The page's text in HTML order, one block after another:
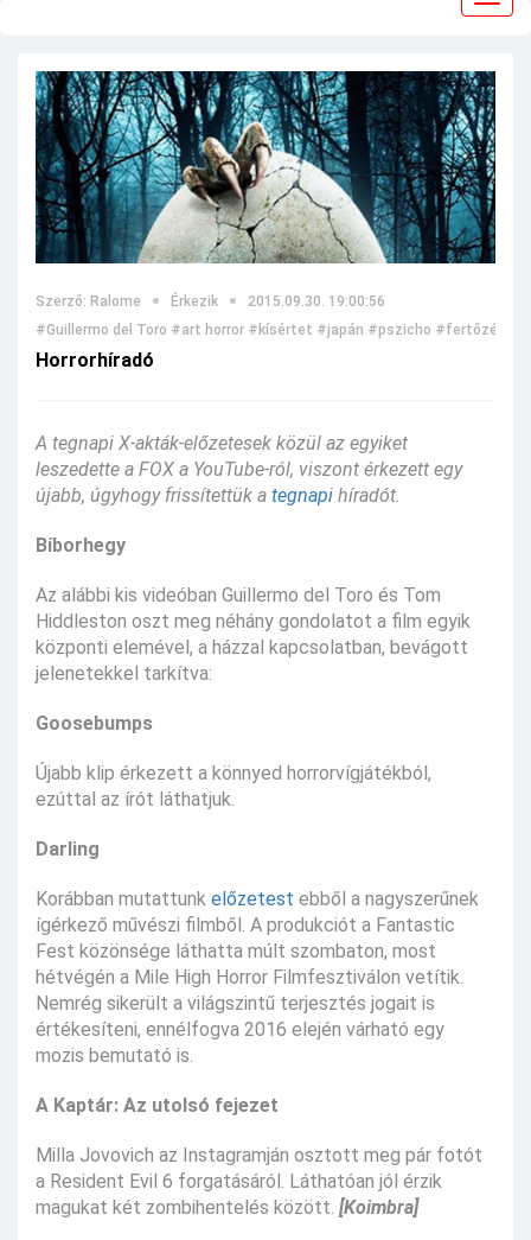
Szerző: Ralome Érkezik
2015.09.30. 19:00:56
#Guillermo del Toro #art horror #kísértet #japán #pszicho #fertőzés
Horrorhíradó
A tegnapi X-akták-előzetesek közül az egyiket
leszedette a FOX a YouTube-ról, viszont érkezett egy
újabb, úgyhogy frissítettük a tegnapi híradót.
Bíborhegy
Az alábbi kis videóban Guillermo del Toro és Tom
Hiddleston oszt meg néhány gondolatot a film egyik
központi elemével, a házzal kapcsolatban, bevágott
jelenetekkel tarkítva:
Goosebumps
Újabb klip érkezett a könnyed horrorvígjátékból,
ezúttal az írót láthatjuk.
Darling
Korábban mutattunk előzetest ebből a nagyszerűnek
ígérkező művészi filmből. A produkciót a Fantastic
Fest közönsége láthatta múlt szombaton, most
hétvégén a Mile High Horror Filmfesztiválon vetítik.
Nemrég sikerült a világszintű terjesztés jogait is
értékesíteni, ennélfogva 2016 elején várható egy
mozis bemutató is.
A Kaptár: Az utolsó fejezet
Milla Jovovich az Instagramján osztott meg pár fotót
a Resident Evil 6 forgatásáról. Láthatóan jól érzik
magukat két zombihentelés között. [Koimbra]